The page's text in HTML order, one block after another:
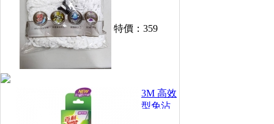
特價： 359
3M 高效
型免沾